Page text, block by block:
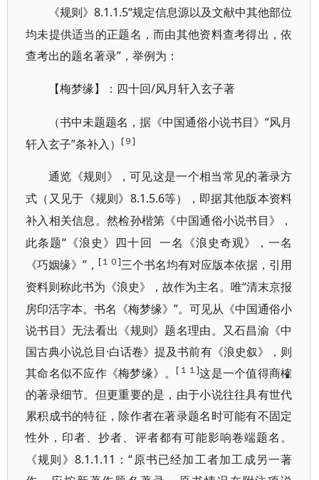
《规则》8.1.1.5“规定信息源以及文献中其他部位
均未提供适当的正题名，而由其他资料查考得出，依
查考出的题名著录”，举例为：
【梅梦缘】：四十回/风月轩入玄子著
（书中未题题名，据《中国通俗小说书目》“风月
轩入玄子”条补入）
[９]
通览《规则》，可见这是一个相当常见的著录方
式（又见于《规则》 8.1.5.6等），即据其他版本资料
补入相关信息。然检孙楷第《中国通俗小说书目》，
此条题“《浪史》四十回 一名《浪史奇观》，一名
《巧姻缘》”， [１０]三个书名均有对应版本依据，引用
资料则称此书为《浪史》，故作为主名。唯“清末京报
房印活字本。书名《梅梦缘》”。可见从《中国通俗小
说书目》无法看出《规则》题名理由。又石昌渝《中
国古典小说总目·白话卷》提及书前有《浪史叙》，则
其命名似不应作《梅梦缘》。
[１１]这是一个值得商榷
的著录细节。但更重要的是，由于小说往往具有世代
累积成书的特征，除作者在著录题名时可能有不固定
性外， 印者、抄者、评者都有可能影响卷端题名。
《规则》 8.1.1.11：“原书已经加工者加工成另一著